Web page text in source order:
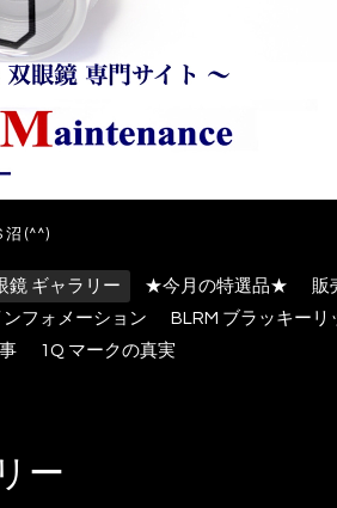
沼 (^^)
鏡 ギャラリー ★今月の特選品★ 販
ンフォメーション
BLRM ブラッキー
1Q マークの真実
ー